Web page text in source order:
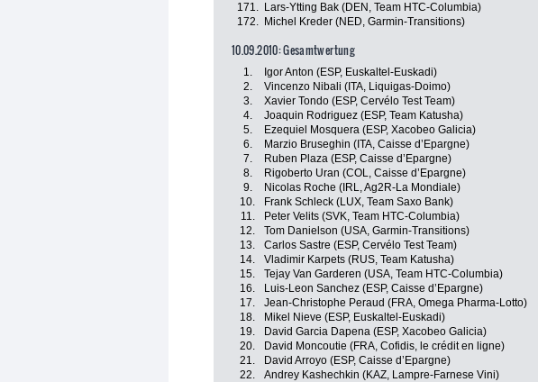
171.
Lars-Ytting Bak (DEN, Team HTC-Columbia)
172.
Michel Kreder (NED, Garmin-Transitions)
10.09.2010: Gesamtwertung
1. Igor Anton (ESP, Euskaltel-Euskadi)
2.
Vincenzo Nibali (ITA, Liquigas-Doimo)
3.
Xavier Tondo (ESP, Cervélo Test Team)
4.
Joaquin Rodriguez (ESP, Team Katusha)
5.
Ezequiel Mosquera (ESP, Xacobeo Galicia)
6.
Marzio Bruseghin (ITA, Caisse d’Epargne)
7.
Ruben Plaza (ESP, Caisse d’Epargne)
8.
Rigoberto Uran (COL, Caisse d’Epargne)
9.
Nicolas Roche (IRL, Ag2R-La Mondiale)
10.
Frank Schleck (LUX, Team Saxo Bank)
11.
Peter Velits (SVK, Team HTC-Columbia)
12.
Tom Danielson (USA, Garmin-Transitions)
13.
Carlos Sastre (ESP, Cervélo Test Team)
14.
Vladimir Karpets (RUS, Team Katusha)
15.
Tejay Van Garderen (USA, Team HTC-Columbia)
16.
Luis-Leon Sanchez (ESP, Caisse d’Epargne)
17.
Jean-Christophe Peraud (FRA, Omega Pharma-Lotto)
18.
Mikel Nieve (ESP, Euskaltel-Euskadi)
19.
David Garcia Dapena (ESP, Xacobeo Galicia)
20.
David Moncoutie (FRA, Cofidis, le crédit en ligne)
21.
David Arroyo (ESP, Caisse d’Epargne)
22.
Andrey Kashechkin (KAZ, Lampre-Farnese Vini)